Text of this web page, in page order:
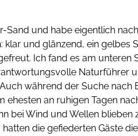
Sand und habe eigentlich
klar und glänzend, ein
Ich fand es am
Naturführer
während der Suche nach
ehesten an ruhigen Tagen
bei Wind und Wellen
die gefiederten Gäste